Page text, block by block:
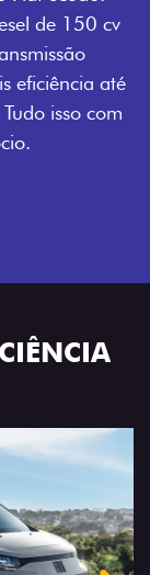
de 150 cv
eficiência até
isso com